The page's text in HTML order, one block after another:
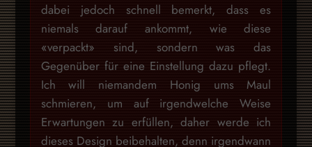
dabei jedoch schnell bemerkt, dass es
niemals darauf ankommt, wie diese
«verpackt» sind, sondern was das
Gegenüber für eine Einstellung dazu pflegt.
Ich will niemandem Honig ums Maul
schmieren, um auf irgendwelche Weise
Erwartungen zu erfüllen, daher werde ich
dieses Design beibehalten, denn irgendwann